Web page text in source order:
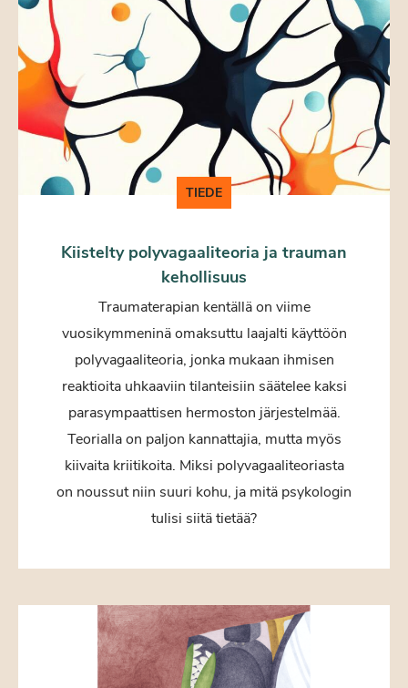
TIEDE
Kiistelty polyvagaaliteoria ja trauman
kehollisuus
Traumaterapian kentällä on viime
vuosikymmeninä omaksuttu laajalti käyttöön
polyvagaaliteoria, jonka mukaan ihmisen
reaktioita uhkaaviin tilanteisiin säätelee kaksi
parasympaattisen hermoston järjestelmää.
Teorialla on paljon kannattajia, mutta myös
kiivaita kriitikoita. Miksi polyvagaaliteoriasta
on noussut niin suuri kohu, ja mitä psykologin
tulisi siitä tietää?